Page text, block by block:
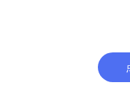
近年来，中山
成立绿色化学与分